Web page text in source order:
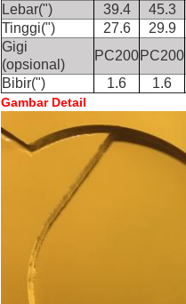
Lebar(")
39.4 45.3
Tinggi(")
27.6 29.9
Gigi
(opsional)
PC200PC200
Bibir(")
1.6 1.6
Gambar Detail